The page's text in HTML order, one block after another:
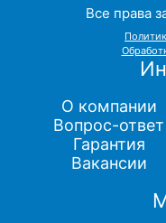
Все права
О компании
Вопрос-ответ
Гарантия
Вакансии